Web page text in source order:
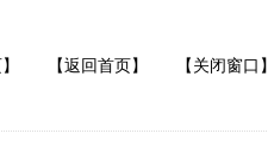
【返回首页】 【关闭窗口】